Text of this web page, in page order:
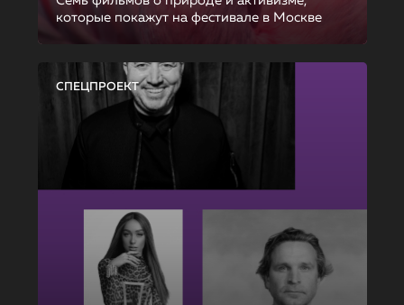
которые покажут на фестивале в Москве
СПЕЦПРОЕКТ